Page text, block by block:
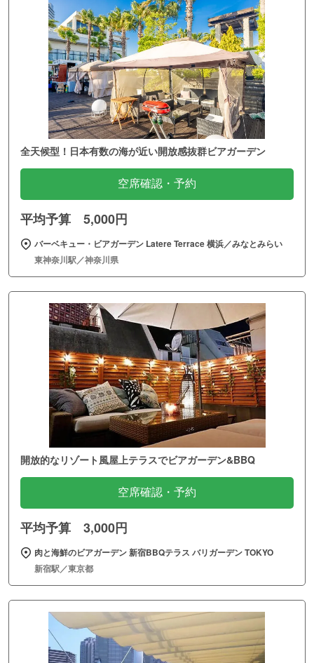
全天候型！日本有数の海が近い開放感抜群ビアガーデン
空席確認・予約
平均予算 5,000円
バーベキュー・ビアガーデン Latere Terrace 横浜／みなとみらい
東神奈川駅／神奈川県
開放的なリゾート風屋上テラスでビアガーデン&BBQ
空席確認・予約
平均予算 3,000円
肉と海鮮のビアガーデン 新宿BBQテラス バリガーデン TOKYO
新宿駅／東京都